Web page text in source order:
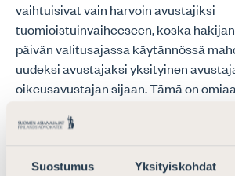
Suostumus Yksityiskohdat
vaihtuisivat vain harvoin avustajiksi
tuomioistuinvaiheeseen, koska
päivän valitusajassa käytännössä
uudeksi avustajaksi yksityinen
oikeusavustajan sijaan. Tämä on
tuomioistuinvaiheessa. Koska tähän
muutos heikentämään oikeusapua